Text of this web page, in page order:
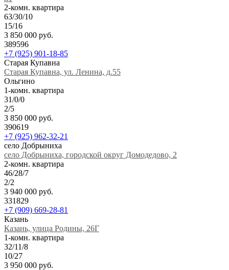
2-комн. квартира
63/30/10
15/16
3 850 000 руб.
389596
+7 (925) 901-18-85
Старая Купавна
Старая Купавна, ул. Ленина, д.55
Ольгино
1-комн. квартира
31/0/0
2/5
3 850 000 руб.
390619
+7 (925) 962-32-21
село Добрыниха
село Добрыниха, городской округ Домодедово, 2
2-комн. квартира
46/28/7
2/2
3 940 000 руб.
331829
+7 (909) 669-28-81
Казань
Казань, улица Родины, 26Г
1-комн. квартира
32/11/8
10/27
3 950 000 руб.